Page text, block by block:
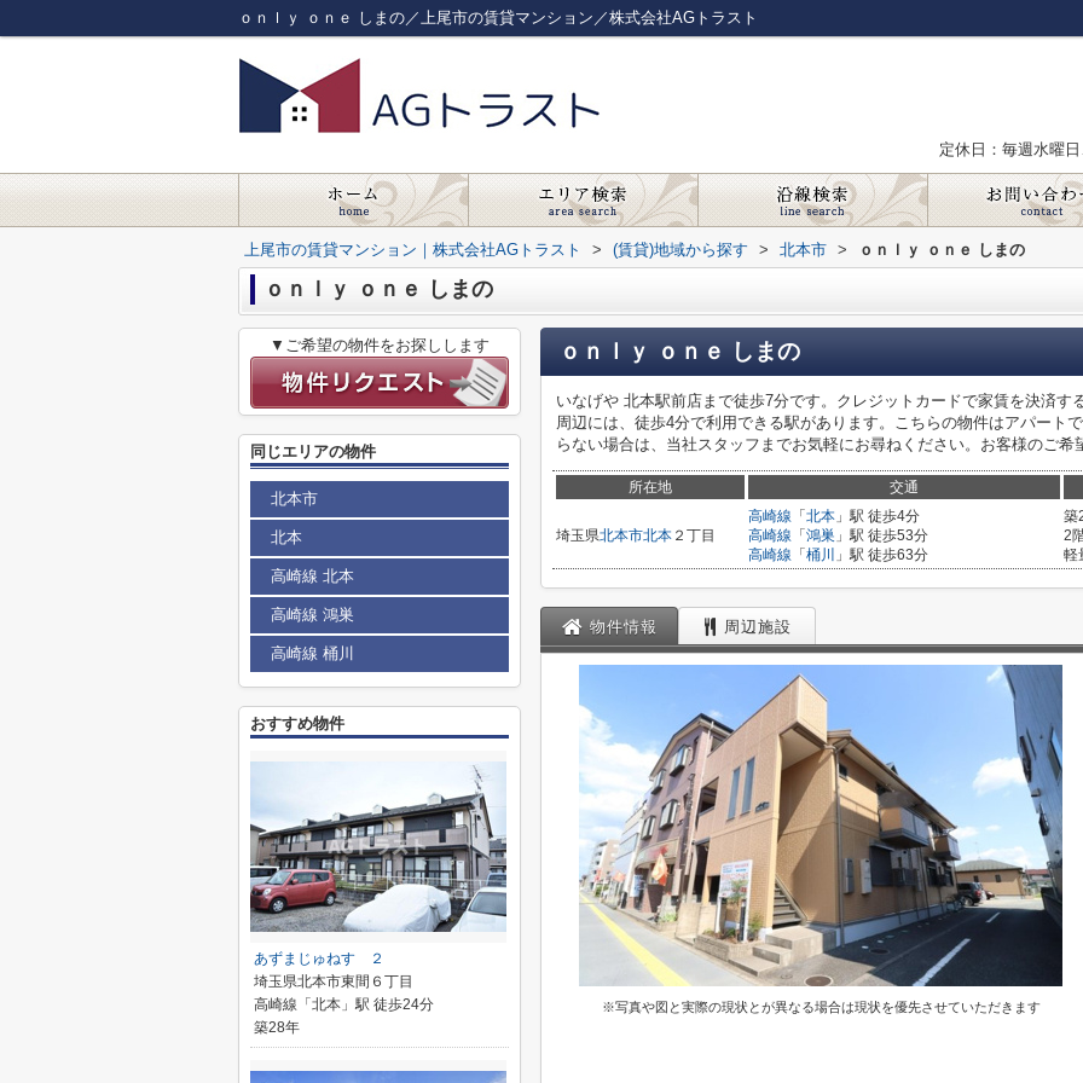
ｏｎｌｙ ｏｎｅ しまの／上尾市の賃貸マンション／株式会社AGトラスト
定休日：毎週水曜
上尾市の賃貸マンション｜株式会社AGトラスト > (賃貸)地域から探す > 北本市 > ｏｎｌｙ ｏｎｅ しまの
ｏｎｌｙ ｏｎｅ しまの
ｏｎｌｙ ｏｎｅ しまの
いなげや 北本駅前店まで徒歩7分です。クレジットカードで家賃を決済す
周辺には、徒歩4分で利用できる駅があります。こちらの物件はアパート
らない場合は、当社スタッフまでお気軽にお尋ねください。お客様のご
所在地 交通
埼玉県北本市北本 ２丁目
高崎線 「 北本 」駅 徒歩4分
高崎線 「 鴻巣 」駅 徒歩53分
高崎線 「 桶川 」駅 徒歩63分
築
2
軽
物件情報 周辺施設
※写真や図と実際の現状とが異なる場合は現状を優先させていただきます
▼ご希望の物件をお探しします
同じエリアの物件
北本市
北本
高崎線 北本
高崎線 鴻巣
高崎線 桶川
おすすめ物件
あずまじゅねす ２
埼玉県北本市東間６丁目
高崎線「北本」駅 徒歩24分
築28年